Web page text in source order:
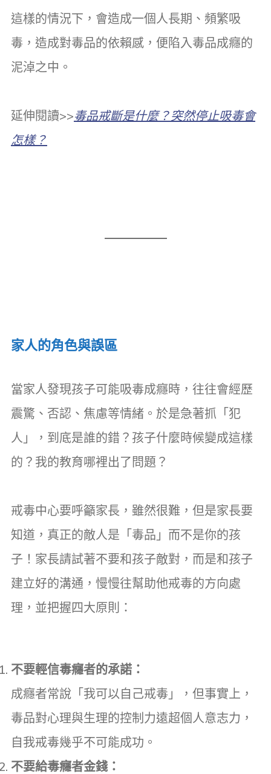
這樣的情況下，會造成一個人長期、頻繁吸
毒，造成對毒品的依賴感，便陷入毒品成癮的
泥淖之中。
延伸閱讀>>毒品戒斷是什麼？突然停止吸毒會
怎樣？
家人的角色與誤區
當家人發現孩子可能吸毒成癮時，往往會經歷
震驚、否認、焦慮等情緒。於是急著抓「犯
人」，到底是誰的錯？孩子什麼時候變成這樣
的？我的教育哪裡出了問題？
戒毒中心要呼籲家長，雖然很難，但是家長要
知道，真正的敵人是「毒品」而不是你的孩
子！家長請試著不要和孩子敵對，而是和孩子
建立好的溝通，慢慢往幫助他戒毒的方向處
理，並把握四大原則：
不要輕信毒癮者的承諾：
成癮者常說「我可以自己戒毒」，但事實上，
毒品對心理與生理的控制力遠超個人意志力，
自我戒毒幾乎不可能成功。
不要給毒癮者金錢：